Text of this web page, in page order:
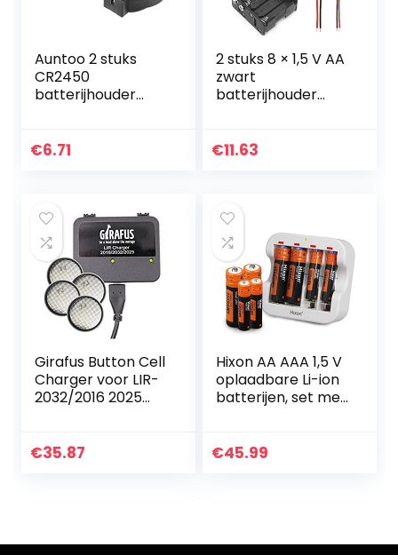
Auntoo 2 stuks
CR2450
batterijhouder
€6.71
2 stuks 8 × 1,5 V AA
zwart
batterijhouder
opbergdoos met
€11.63
Girafus Button Cell
Charger voor LIR-
2032/2016 2025
Inclusief 4X LiR2032
€35.87
Hixon AA AAA 1,5 V
oplaadbare Li-ion
batterijen, set met
batterijen en
€45.99